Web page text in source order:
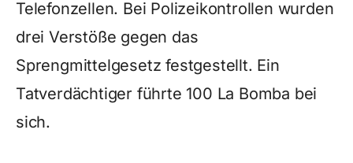
Telefonzellen. Bei Polizeikontrollen wurden
drei Verstöße gegen das
Sprengmittelgesetz festgestellt. Ein
Tatverdächtiger führte 100 La Bomba bei
sich.